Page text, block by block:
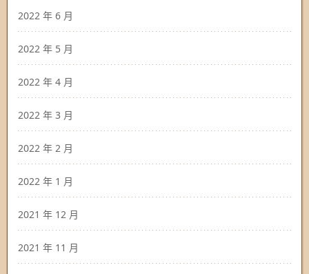
2022 年 6 月
2022 年 5 月
2022 年 4 月
2022 年 3 月
2022 年 2 月
2022 年 1 月
2021 年 12 月
2021 年 11 月